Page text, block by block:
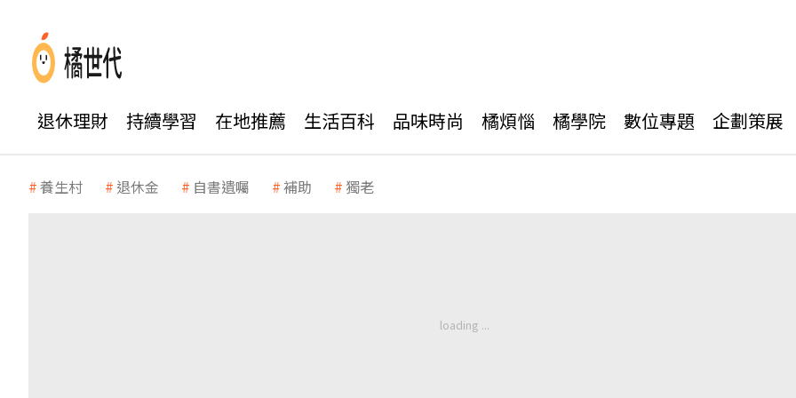
退休理財 持續學習 在地推薦 生活百科 品味時尚 橘煩惱 橘學院 數位專題 企劃策展
養生村 退休金 自書遺囑 補助 獨老